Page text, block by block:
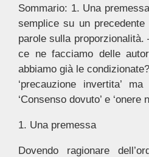
Sommario: 1. Una
semplice su un
parole sulla proporzionalità.
ce ne facciamo delle
abbiamo già le
‘precauzione invertita’
‘Consenso dovuto’ e ‘onere
1. Una premessa
Dovendo ragionare